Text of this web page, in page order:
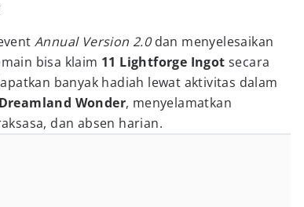
Annual Version 2.0dan menyelesaikan
bisa klaim 11 Lightforge Ingot secara
banyak hadiah lewat aktivitas dalam
Dreamland Wonder, menyelamatkan
dan absen harian.